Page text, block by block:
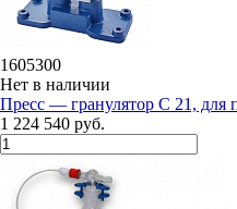
1605300
Нет в наличии
Пресс — гранулятор C 21, для
1 224 540 руб.